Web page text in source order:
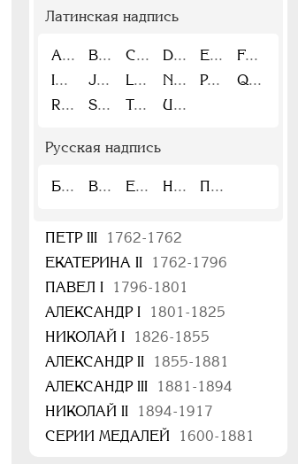
Латинская надпись
A B C D E
F
I
J L N P
Q
R
S T U
Русская надпись
Б В Е Н П
ПЕТР III
1762-1762
ЕКАТЕРИНА II
1762-1796
ПАВЕЛ I
1796-1801
АЛЕКСАНДР I
1801-1825
НИКОЛАЙ I
1826-1855
АЛЕКСАНДР II
1855-1881
АЛЕКСАНДР III
1881-1894
НИКОЛАЙ II
1894-1917
СЕРИИ МЕДАЛЕЙ
1600-1881